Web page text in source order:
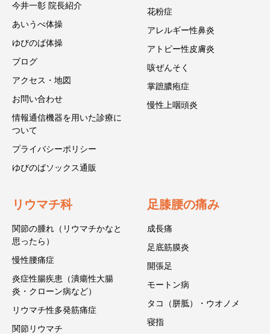
今井一彰 院長紹介
あいうべ体操
ゆびのば体操
ブログ
アクセス・地図
お問い合わせ
情報通信機器を用いた診療に
ついて
プライバシーポリシー
ゆびのばソックス通販
花粉症
アレルギー性鼻炎
アトピー性皮膚炎
咳ぜんそく
掌蹠膿疱症
慢性上咽頭炎
リウマチ科
関節の腫れ（リウマチかなと
思ったら）
慢性腰痛症
炎症性腸疾患（潰瘍性大腸
炎・クローン病など）
リウマチ性多発筋痛症
関節リウマチ
足膝腰の痛み
成長痛
足底筋膜炎
開張足
モートン病
タコ（胼胝）・ウオノメ
寝指